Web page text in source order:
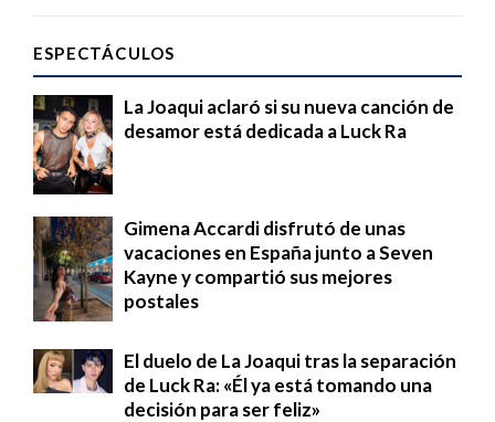
ESPECTÁCULOS
La Joaqui aclaró si su nueva canción de
desamor está dedicada a Luck Ra
Gimena Accardi disfrutó de unas
vacaciones en España junto a Seven
Kayne y compartió sus mejores
postales
El duelo de La Joaqui tras la separación
de Luck Ra: «Él ya está tomando una
decisión para ser feliz»